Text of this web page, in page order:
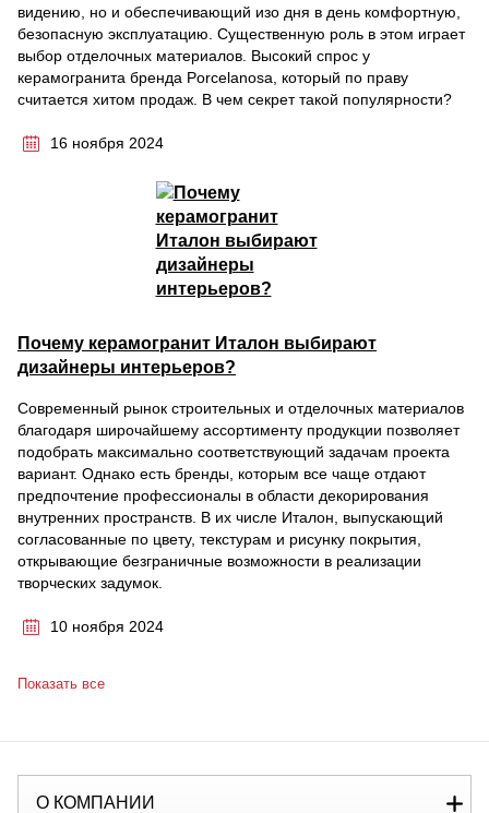
видению, но и обеспечивающий изо дня в день комфортную,
безопасную эксплуатацию. Существенную роль в этом играет
выбор отделочных материалов. Высокий спрос у
керамогранита бренда Porcelanosa, который по праву
считается хитом продаж. В чем секрет такой популярности?
16 ноября 2024
Почему керамогранит Италон выбирают
дизайнеры интерьеров?
Современный рынок строительных и отделочных материалов
благодаря широчайшему ассортименту продукции позволяет
подобрать максимально соответствующий задачам проекта
вариант. Однако есть бренды, которым все чаще отдают
предпочтение профессионалы в области декорирования
внутренних пространств. В их числе Италон, выпускающий
согласованные по цвету, текстурам и рисунку покрытия,
открывающие безграничные возможности в реализации
творческих задумок.
10 ноября 2024
Показать все
О КОМПАНИИ